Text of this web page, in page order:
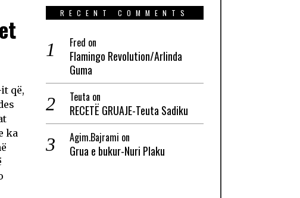
që,
ka
RECENT COMMENTS
Fred on
Flamingo Revolution/Arlinda
Guma
Teuta on
RECETË GRUAJE-Teuta Sadiku
Agim.Bajrami on
Grua e bukur-Nuri Plaku